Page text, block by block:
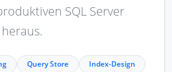
SQL Server
Query Store Index-Design